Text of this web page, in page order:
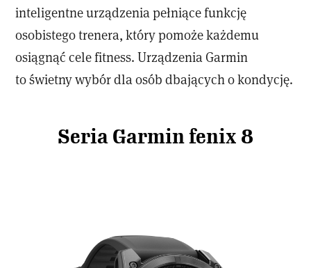
inteligentne urządzenia pełniące funkcję
osobistego trenera, który pomoże każdemu
osiągnąć cele fitness. Urządzenia Garmin
to świetny wybór dla osób dbających o kondycję.
Seria Garmin fenix 8